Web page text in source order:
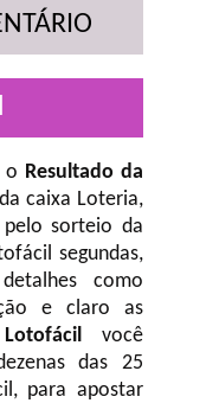
o Resultado da
caixa Loteria,
sorteio da
segundas,
como
e claro as
Lotofácil você
das 25
para apostar